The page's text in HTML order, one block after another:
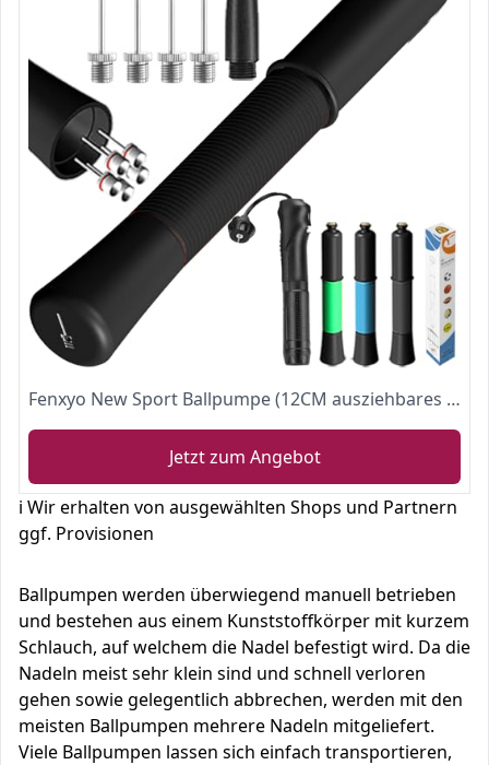
Fenxyo New Sport Ballpumpe (12CM ausziehbares Kabel) mit 6 Nadeln und Beutel, Fußball Luftpumpen & Zubehör Langlebige Dual-Aktion für Fußball, Rugby-Ball, Volleyball, Basketball, Netball (Black)
Jetzt zum Angebot
ℹ️ Wir erhalten von ausgewählten Shops und Partnern
ggf. Provisionen
Ballpumpen werden überwiegend manuell betrieben
und bestehen aus einem Kunststoffkörper mit kurzem
Schlauch, auf welchem die Nadel befestigt wird. Da die
Nadeln meist sehr klein sind und schnell verloren
gehen sowie gelegentlich abbrechen, werden mit den
meisten Ballpumpen mehrere Nadeln mitgeliefert.
Viele Ballpumpen lassen sich einfach transportieren,